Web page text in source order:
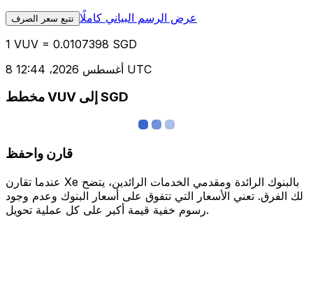
تتبع سعر الصرف عرض الرسم البياني كاملًا
1 VUV = 0.0107398 SGD
8 أغسطس 2026، 12:44 UTC
مخطط VUV إلى SGD
قارن واحفظ
عندما تقارن Xe بالبنوك الرائدة ومقدمي الخدمات الرائدين، يتضح
لك الفرق. تعني الأسعار التي تتفوق على أسعار البنوك وعدم وجود
رسوم خفية قيمة أكبر على كل عملية تحويل.